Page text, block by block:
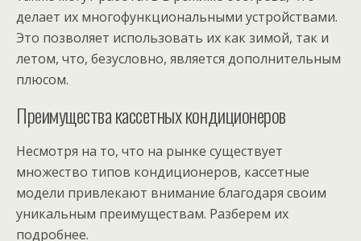
делает их многофункциональными устройствами.
Это позволяет использовать их как зимой, так и
летом, что, безусловно, является дополнительным
плюсом.
Преимущества кассетных кондиционеров
Несмотря на то, что на рынке существует
множество типов кондиционеров, кассетные
модели привлекают внимание благодаря своим
уникальным преимуществам. Разберем их
подробнее.